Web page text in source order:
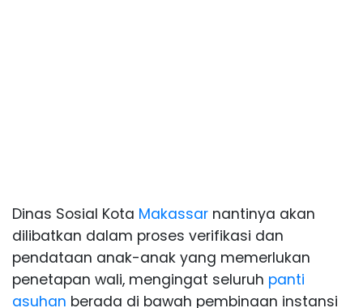
Dinas Sosial Kota Makassar nantinya akan
dilibatkan dalam proses verifikasi dan
pendataan anak-anak yang memerlukan
penetapan wali, mengingat seluruh panti
asuhan berada di bawah pembinaan instansi